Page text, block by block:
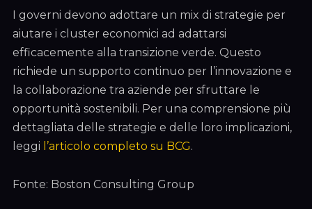
I governi devono adottare un mix di strategie per
aiutare i cluster economici ad adattarsi
efficacemente alla transizione verde. Questo
richiede un supporto continuo per l’innovazione e
la collaborazione tra aziende per sfruttare le
opportunità sostenibili. Per una comprensione più
dettagliata delle strategie e delle loro implicazioni,
leggi l’articolo completo su BCG.
Fonte: Boston Consulting Group